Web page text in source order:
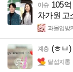
이슈 105
차가원 고
과몰입방
계층 (ㅎㅂ
달섭지롱